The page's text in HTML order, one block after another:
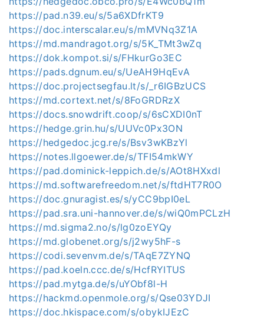
https://pad.n39.eu/s/5a6XDfrKT9
https://doc.interscalar.eu/s/mMVNq3Z1A
https://md.mandragot.org/s/5K_TMt3wZq
https://dok.kompot.si/s/FHkurGo3EC
https://pads.dgnum.eu/s/UeAH9HqEvA
https://doc.projectsegfau.lt/s/_r6IGBzUCS
https://md.cortext.net/s/8FoGRDRzX
https://docs.snowdrift.coop/s/6sCXDI0nT
https://hedge.grin.hu/s/UUVc0Px3ON
https://hedgedoc.jcg.re/s/Bsv3wKBzYl
https://notes.llgoewer.de/s/TFI54mkWY
https://pad.dominick-leppich.de/s/AOt8HXxdl
https://md.softwarefreedom.net/s/ftdHT7R0O
https://doc.gnuragist.es/s/yCC9bpI0eL
https://pad.sra.uni-hannover.de/s/wiQ0mPCLzH
https://md.sigma2.no/s/lg0zoEYQy
https://md.globenet.org/s/j2wy5hF-s
https://codi.sevenvm.de/s/TAqE7ZYNQ
https://pad.koeln.ccc.de/s/HcfRYITUS
https://pad.mytga.de/s/uYObf8l-H
https://hackmd.openmole.org/s/Qse03YDJI
https://doc.hkispace.com/s/obykIJEzC